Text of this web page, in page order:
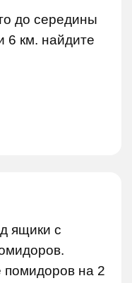
до середины
6 км. найдите
ящики с
на 2